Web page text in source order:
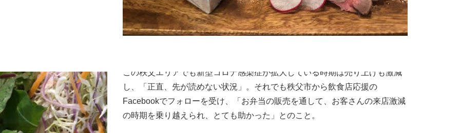
SNSを通じたお弁当の販売で
この秩父エリアでも新型コロナ感染症が拡大している時期は売り上げも激減
し、「正直、先が読めない状況」。それでも秩父市から飲食店応援の
Facebookでフォローを受け、「お弁当の販売を通して、お客さんの来店激減
の時期を乗り越えられ、とても助かった」とのこと。